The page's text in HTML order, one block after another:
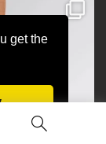
get the